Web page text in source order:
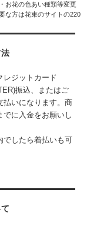
お花の色あい種類等変更
な方は花束のサイトの220
レジットカード
振込、またはご
払いになります。商
でに入金をお願いし
でしたら着払いも可